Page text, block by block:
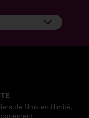
de films en illimité,